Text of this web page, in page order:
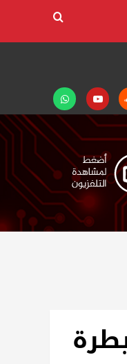
Youtubeتابعنا
على
واتساب